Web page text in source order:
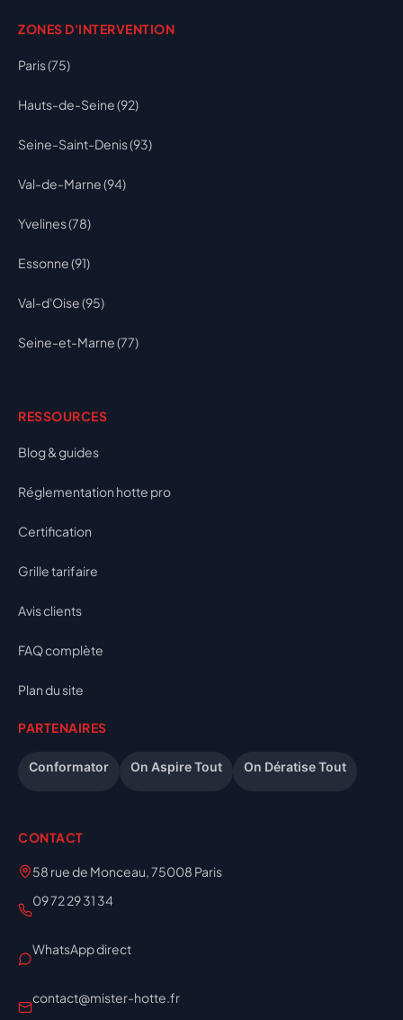
ZONES D'INTERVENTION
Paris (75)
Hauts-de-Seine (92)
Seine-Saint-Denis (93)
Val-de-Marne (94)
Yvelines (78)
Essonne (91)
Val-d'Oise (95)
Seine-et-Marne (77)
RESSOURCES
Blog & guides
Réglementation hotte pro
Certification
Grille tarifaire
Avis clients
FAQ complète
Plan du site
PARTENAIRES
Conformator On Aspire Tout On Dératise Tout
CONTACT
58 rue de Monceau, 75008 Paris
09 72 29 31 34
WhatsApp direct
contact@mister-hotte.fr